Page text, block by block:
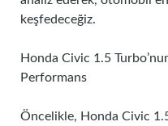
keşfedeceğiz.
Honda Civic 1.5
Performans
Öncelikle, Honda Civic